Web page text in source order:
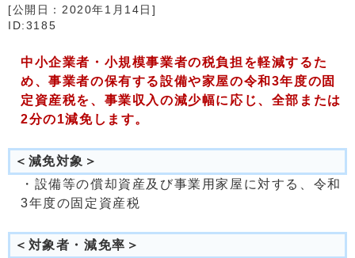
[公開日： 2020年1月14日 ]
ID:3185
中小企業者・小規模事業者の税負担を軽減するた
め、事業者の保有する設備や家屋の令和3年度の固
定資産税を、事業収入の減少幅に応じ、全部または
2分の1減免します。
＜減免対象＞
・設備等の償却資産及び事業用家屋に対する、令和
3年度の固定資産税
＜対象者・減免率＞